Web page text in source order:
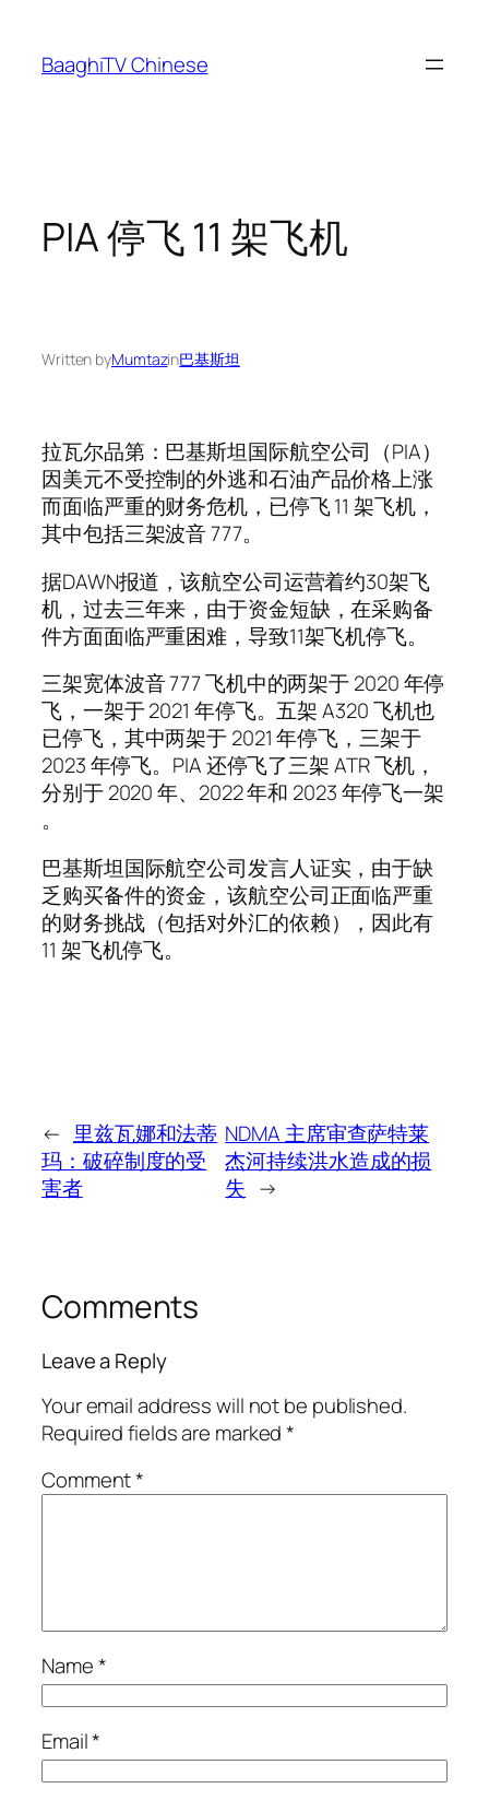
content
BaaghiTV Chinese
PIA 停飞 11 架飞机
Written byMumtazin巴基斯坦
拉瓦尔品第：巴基斯坦国际航空公司（PIA）
因美元不受控制的外逃和石油产品价格上涨
而面临严重的财务危机，已停飞 11 架飞机，
其中包括三架波音 777。
据DAWN报道，该航空公司运营着约30架飞
机，过去三年来，由于资金短缺，在采购备
件方面面临严重困难，导致11架飞机停飞。
三架宽体波音 777 飞机中的两架于 2020 年停
飞，一架于 2021 年停飞。五架 A320 飞机也
已停飞，其中两架于 2021 年停飞，三架于
2023 年停飞。PIA 还停飞了三架 ATR 飞机，
分别于 2020 年、2022 年和 2023 年停飞一架
。
巴基斯坦国际航空公司发言人证实，由于缺
乏购买备件的资金，该航空公司正面临严重
的财务挑战（包括对外汇的依赖），因此有
11 架飞机停飞。
← 里兹瓦娜和法蒂
玛：破碎制度的受
害者
NDMA 主席审查萨特莱
杰河持续洪水造成的损
失 →
Comments
Leave a Reply
Your email address will not be published.
Required fields are marked*
Comment*
Name*
Email*